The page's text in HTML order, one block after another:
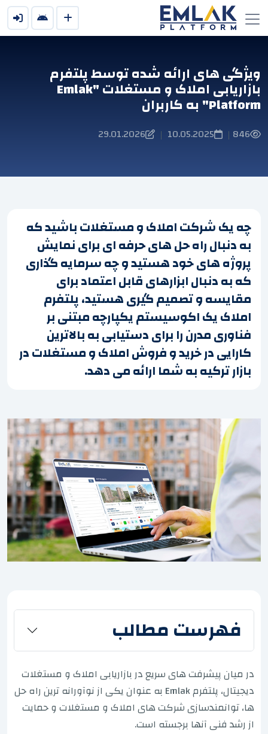
ویژگی های ارائه شده توسط پلتفرم
بازاریابی املاک و مستغلات "Emlak
Platform" به کاربران
846
|
10.05.2025
|
29.01.2026
چه یک شرکت املاک و مستغلات باشید که
به دنبال راه حل های حرفه ای برای نمایش
پروژه های خود هستید و چه سرمایه گذاری
که به دنبال ابزارهای قابل اعتماد برای
مقایسه و تصمیم گیری هستید، پلتفرم
املاک یک اکوسیستم یکپارچه مبتنی بر
فناوری مدرن را برای دستیابی به بالاترین
کارایی در خرید و فروش املاک و مستغلات در
بازار ترکیه به شما ارائه می دهد.
فهرست مطالب
در میان پیشرفت های سریع در بازاریابی املاک و مستغلات
دیجیتال، پلتفرم Emlak به عنوان یکی از نوآورانه ترین راه حل
ها، توانمندسازی شرکت های املاک و مستغلات و حمایت
از رشد فنی آنها برجسته است.